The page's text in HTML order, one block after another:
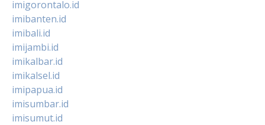
imigorontalo.id
imibanten.id
imibali.id
imijambi.id
imikalbar.id
imikalsel.id
imipapua.id
imisumbar.id
imisumut.id